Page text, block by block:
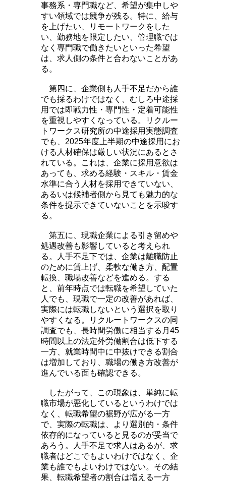
事務系・専門職など、希望が集中しや
すい領域では競争が残る。特に、給与
を上げたい、リモートワークをした
い、勤務地を限定したい、管理職では
なく専門職で働きたいといった希望
は、求人側の条件と合わないことがあ
る。
第四に、企業側も人手不足だから誰
でも採るわけではなく、むしろ中途採
用では即戦力性・専門性・定着可能性
を重視しやすくなっている。リクルー
トワークス研究所の中途採用実態調査
でも、2025年度上半期の中途採用にお
ける人材確保は厳しい状況にあるとさ
れている。これは、企業に採用意欲は
あっても、求める経験・スキル・賃金
水準に合う人材を採用できていない、
あるいは候補者側から見ても魅力的な
条件を提示できていないことを示唆す
る。
第五に、現職企業による引き留めや
処遇改善も影響していると考えられ
る。人手不足下では、企業は離職防止
のために賃上げ、柔軟な働き方、配置
転換、職場改善などを進める。する
と、前年時点では転職を希望していた
人でも、現職で一定の改善があれば、
実際には転職しないという選択を取り
やすくなる。リクルートワークスの同
調査でも、長時間労働に相当する月45
時間以上の法定外労働割合は低下する
一方、就業時間中に中抜けできる割合
は増加しており、職場の働き方改善が
進んでいる面も確認できる。
したがって、この現象は、単純に転
職市場が悪化しているというわけでは
なく、転職希望の裾野が広がる一方
で、実際の転職は、より選別的・条件
依存的になっていると見るのが妥当で
あろう。人手不足で求人はあるが、求
職者はどこでもよいわけではなく、企
業も誰でもよいわけではない。その結
果、転職希望者の割合は増える一方